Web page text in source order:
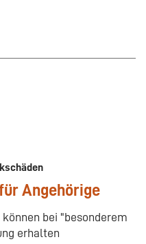
Angehörige
bei "besonderem
erhalten